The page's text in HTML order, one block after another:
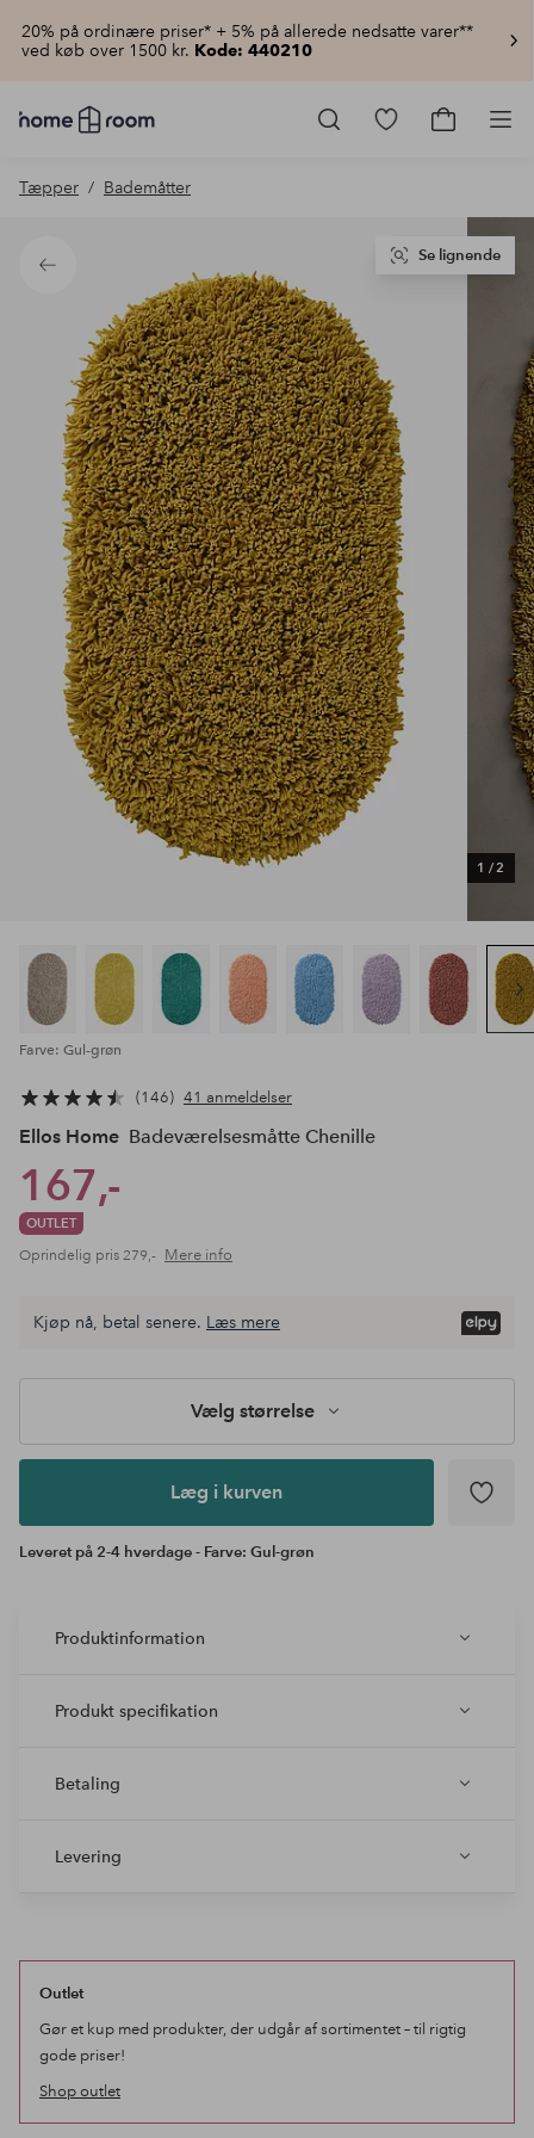
20% på ordinære priser* + 5% på allerede nedsatte varer**
ved køb over 1500 kr. Kode: 440210
Homeroom
–
hjemmet
pris
Gå
Gå
Tæpper Bademåtter
Tilbage
1 /2
Se lignende
Farve: Gul-grøn
146 41 anmeldelser
Ellos Home Badeværelsesmåtte Chenille
167,-
OUTLET
Oprindelig pris 279,- Mere info
størrelse
Læg i
Kjøp nå, betal senere. Læs mere
Vælg størrelse
Læg i kurven
Leveret på 2-4 hverdage - Farve: Gul-grøn
Produktinformation
Produkt specifikation
Betaling
Levering
Outlet
Gør et kup med produkter, der udgår af sortimentet – til rigtig
gode priser!
Shop outlet